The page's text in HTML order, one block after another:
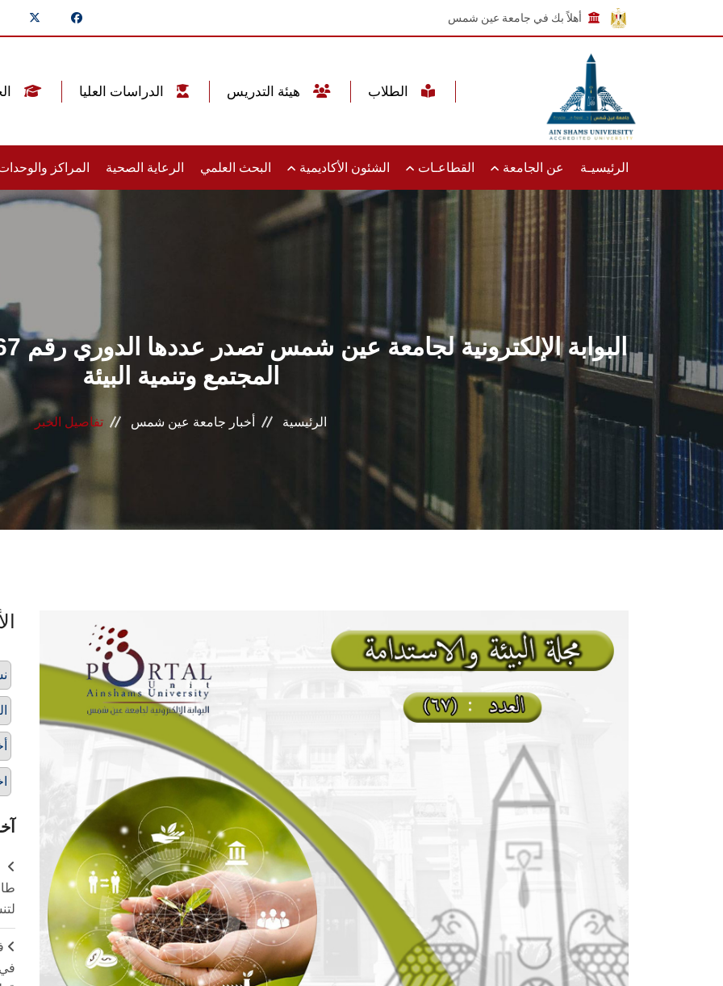
أهلاً بك في جامعة عين شمس
الرئيسيـة عن الجامعة القطاعـات الشئون الأكاديمية البحث العلمي الرعاية الصحية المراكز
المجتمع وتنمية البيئة
الرئيسية أخبار جامعة عين شمس تفاصيل الخبر